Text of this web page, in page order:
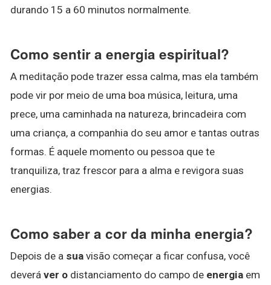
durando 15 a 60 minutos normalmente.
Como sentir a energia espiritual?
A meditação pode trazer essa calma, mas ela também
pode vir por meio de uma boa música, leitura, uma
prece, uma caminhada na natureza, brincadeira com
uma criança, a companhia do seu amor e tantas outras
formas. É aquele momento ou pessoa que te
tranquiliza, traz frescor para a alma e revigora suas
energias.
Como saber a cor da minha energia?
Depois de a sua visão começar a ficar confusa, você
deverá ver o distanciamento do campo de energia em